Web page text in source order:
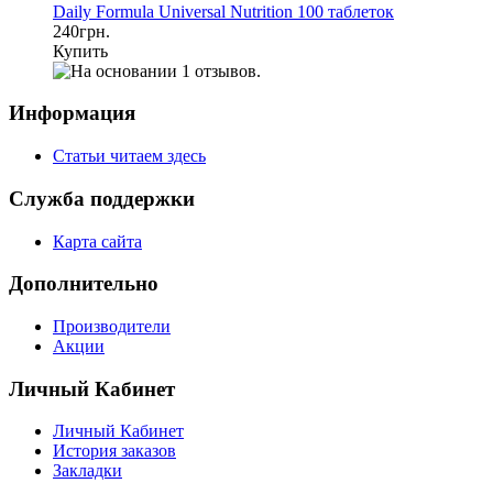
Daily Formula Universal Nutrition 100 таблеток
240грн.
Купить
Информация
Статьи читаем здесь
Служба поддержки
Карта сайта
Дополнительно
Производители
Акции
Личный Кабинет
Личный Кабинет
История заказов
Закладки